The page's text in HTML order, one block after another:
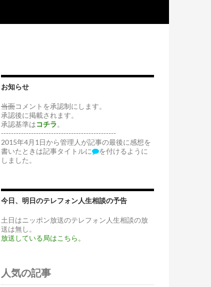
お知らせ
当面コメントを承認制にします。
承認後に掲載されます。
承認基準はコチラ 。
----------------------------------------------
2015年4月1日から管理人が記事の最後に感想を
書いたときは記事タイトルに
を付けるように
しました。
今日、明日のテレフォン人生相談の予告
土日はニッポン放送のテレフォン人生相談の放
送は無し。
放送している局はこちら。
人気の記事